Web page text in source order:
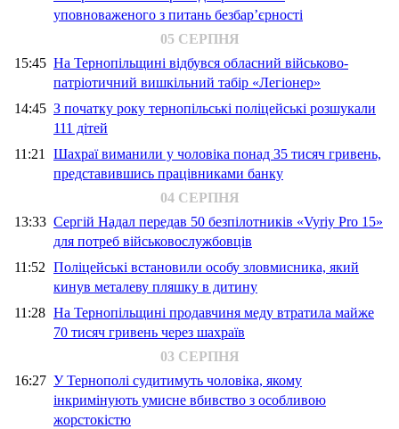
уповноваженого з питань безбар’єрності
05 СЕРПНЯ
15:45 На Тернопільщині відбувся обласний військово-
патріотичний вишкільний табір «Легіонер»
14:45 З початку року тернопільські поліцейські розшукали
111 дітей
11:21 Шахраї виманили у чоловіка понад 35 тисяч гривень,
представившись працівниками банку
04 СЕРПНЯ
13:33 Сергій Надал передав 50 безпілотників «Vyriy Pro 15»
для потреб військовослужбовців
11:52 Поліцейські встановили особу зловмисника, який
кинув металеву пляшку в дитину
11:28 На Тернопільщині продавчиня меду втратила майже
70 тисяч гривень через шахраїв
03 СЕРПНЯ
16:27 У Тернополі судитимуть чоловіка, якому
інкримінують умисне вбивство з особливою
жорстокістю